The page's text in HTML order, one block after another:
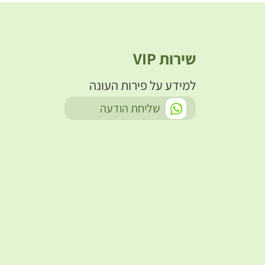
שירות VIP
למידע על פירות העונה
שליחת הודעה -